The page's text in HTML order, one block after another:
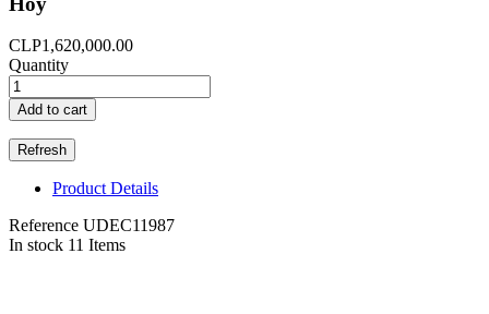
CLP1,620,000.00
Quantity
Add to cart
Product Details
Reference UDEC11987
In stock 11 Items